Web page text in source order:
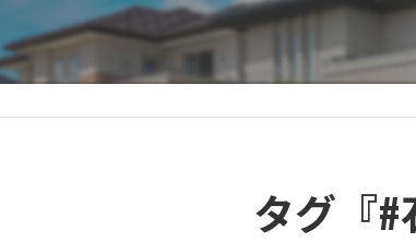
タグ『